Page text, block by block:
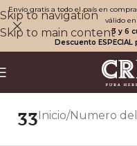
Skip to navigation
Skip to main content
Envío gratis a todo el país en
válido en
3 y 6
Descuento
33Inicio/Numero